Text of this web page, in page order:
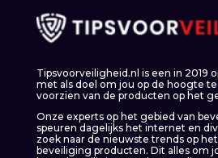
Tipsvoorveiligheid.nl is een in 2019
met als doel om jou op de hoogte
voorzien van de producten op het
Onze experts op het gebied van
speuren dagelijks het internet en
zoek naar de nieuwste trends op
beveiliging producten. Dit alles om